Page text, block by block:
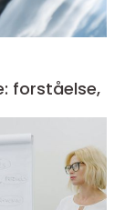
forståelse,